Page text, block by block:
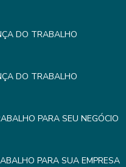
DO TRABALHO
DO TRABALHO
PARA SEU NEGÓCIO
PARA SUA EMPRESA